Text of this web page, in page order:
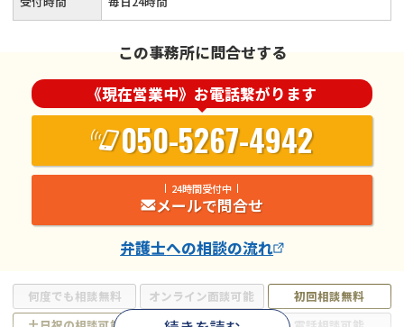
何度でも相談無料 オンライン面談可能
初回相談無料
この事務所に問合せする
《現在営業中》お電話繋がります
050-5267-4942
24時間受付中
メールで問合せ
弁護士への相談の流れ